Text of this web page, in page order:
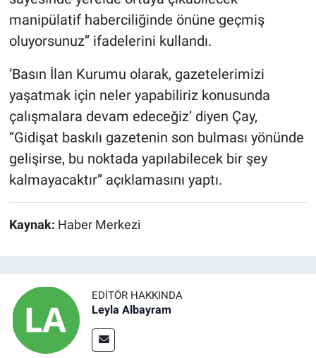
manipülatif haberciliğinde önüne geçmiş
oluyorsunuz’’ ifadelerini kullandı.
‘Basın İlan Kurumu olarak, gazetelerimizi
yaşatmak için neler yapabiliriz konusunda
çalışmalara devam edeceğiz’ diyen Çay,
‘’Gidişat baskılı gazetenin son bulması yönünde
gelişirse, bu noktada yapılabilecek bir şey
kalmayacaktır” açıklamasını yaptı.
Kaynak: Haber Merkezi
EDITÖR HAKKINDA
Leyla Albayram